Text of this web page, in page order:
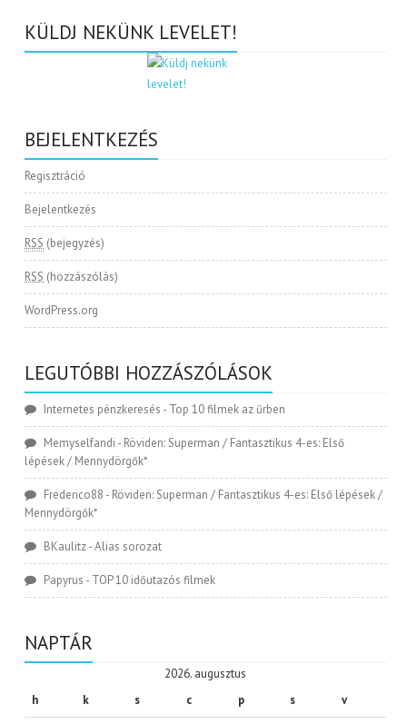
KÜLDJ NEKÜNK LEVELET!
BEJELENTKEZÉS
Regisztráció
Bejelentkezés
RSS (bejegyzés)
RSS (hozzászólás)
WordPress.org
LEGUTÓBBI HOZZÁSZÓLÁSOK
Internetes pénzkeresés - Top 10 filmek az űrben
Memyselfandi - Röviden: Superman / Fantasztikus 4-es: Első
lépések / Mennydörgők*
Frederico88 - Röviden: Superman / Fantasztikus 4-es: Első lépések /
Mennydörgők*
BKaulitz-Alias sorozat
Papyrus - TOP 10 időutazós filmek
NAPTÁR
2026. augusztus
h
k s c p s v